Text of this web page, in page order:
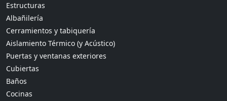
Estructuras
Albañilería
Cerramientos y tabiquería
Aislamiento Térmico (y Acústico)
Puertas y ventanas exteriores
Cubiertas
Baños
Cocinas